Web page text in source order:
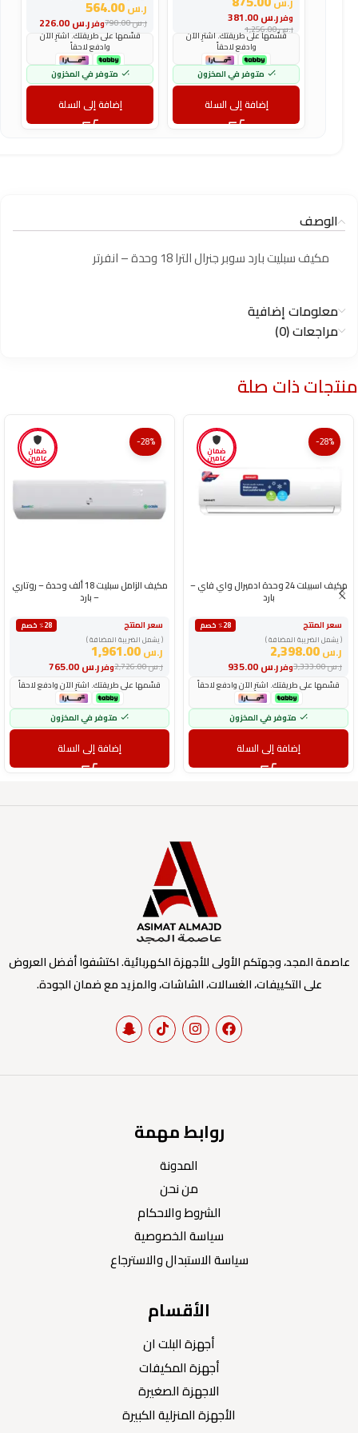
وفرر.س
ر.س1,256.00
قسّمها على طريقتك. اشترِ الآن
وادفع لاحقاً
متوفر في المخزون
إضافة إلى السلة
ر.س564.00
وفرر.س ر.س790.00
قسّمها على طريقتك. اشترِ الآن
وادفع لاحقاً
متوفر في المخزون
إضافة إلى السلة
الوصف
مكيف سبليت بارد سوبر جنرال الترا 18 وحدة – انفرتر
معلومات إضافية
مراجعات (0)
منتجات ذات صلة
ضمان
عامين
-28%
مكيف اسبيلت 24 وحدة ادميرال واي فاي –
بارد
سعر المنتج
٪28 خصم
( يشمل الضريبة المضافة )
ر.س2,398.00
وفرر.س ر.س3,333.00
قسّمها على طريقتك. اشترِ الآن وادفع لاحقاً
متوفر في المخزون
إضافة إلى السلة
ضمان
عامين
-28%
مكيف الزامل سبليت 18 ألف وحدة – روتاري
– بارد
سعر المنتج
٪28 خصم
( يشمل الضريبة المضافة )
ر.س1,961.00
وفرر.س ر.س2,726.00
قسّمها على طريقتك. اشترِ الآن وادفع لاحقاً
متوفر في المخزون
إضافة إلى السلة
عاصمة المجد، وجهتكم الأولى للأجهزة الكهربائية. اكتشفوا أفضل العروض
على التكييفات، الغسالات، الشاشات، والمزيد مع ضمان الجودة.
روابط مهمة
المدونة
من نحن
الشروط والاحكام
سياسة الخصوصية
سياسة الاستبدال والاسترجاع
الأقسام
أجهزة البلت ان
أجهزة المكيفات
الاجهزة الصغيرة
الأجهزة المنزلية الكبيرة